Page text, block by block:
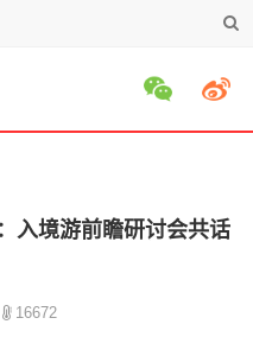
入境游前瞻研讨会共话
16672